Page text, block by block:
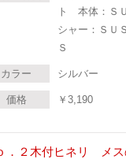
ト 本体：Ｓ
シャー：ＳＵ
Ｓ
カラー シルバー
価格 ￥ 3,190
．２木付ヒネリ メ